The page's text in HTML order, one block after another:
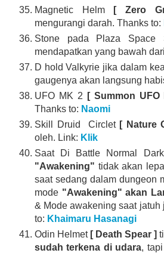
Magnetic Helm
[ Zero
mengurangi darah. Thanks to:
Stone pada Plaza Space
mendapatkan yang bawah
D hold Valkyrie jika dalam
gaugenya akan langsung
UFO MK 2
[ Summon UFO
Thanks to: Naomi
Skill Druid Circlet [ Nature
oleh. Link: Klik
Saat Di Battle Normal
"Awakening" tidak akan
saat sedang dalam dungeon
mode "Awakening" akan
& Mode awakening saat jatuh
to: Khaimaru Hasanagi
Odin Helmet [ Death Spear ]
sudah terkena di udara,